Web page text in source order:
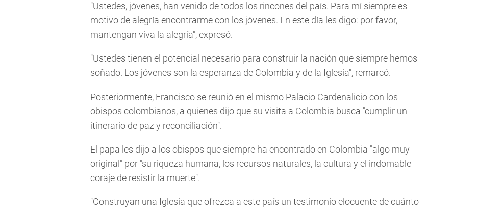
"Ustedes, jóvenes, han venido de todos los rincones del país. Para mí siempre es
motivo de alegría encontrarme con los jóvenes. En este día les digo: por favor,
mantengan viva la alegría", expresó.
"Ustedes tienen el potencial necesario para construir la nación que siempre hemos
soñado. Los jóvenes son la esperanza de Colombia y de la Iglesia", remarcó.
Posteriormente, Francisco se reunió en el mismo Palacio Cardenalicio con los
obispos colombianos, a quienes dijo que su visita a Colombia busca "cumplir un
itinerario de paz y reconciliación".
El papa les dijo a los obispos que siempre ha encontrado en Colombia "algo muy
original" por "su riqueza humana, los recursos naturales, la cultura y el indomable
coraje de resistir la muerte".
"Construyan una Iglesia que ofrezca a este país un testimonio elocuente de cuánto